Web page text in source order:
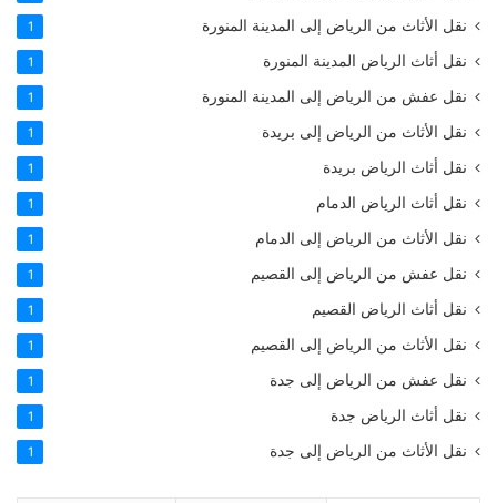
نقل الأثاث من الرياض إلى المدينة المنورة 1
نقل أثاث الرياض المدينة المنورة 1
نقل عفش من الرياض إلى المدينة المنورة 1
نقل الأثاث من الرياض إلى بريدة 1
نقل أثاث الرياض بريدة 1
نقل أثاث الرياض الدمام 1
نقل الأثاث من الرياض إلى الدمام 1
نقل عفش من الرياض إلى القصيم 1
نقل أثاث الرياض القصيم 1
نقل الأثاث من الرياض إلى القصيم 1
نقل عفش من الرياض إلى جدة 1
نقل أثاث الرياض جدة 1
نقل الأثاث من الرياض إلى جدة 1